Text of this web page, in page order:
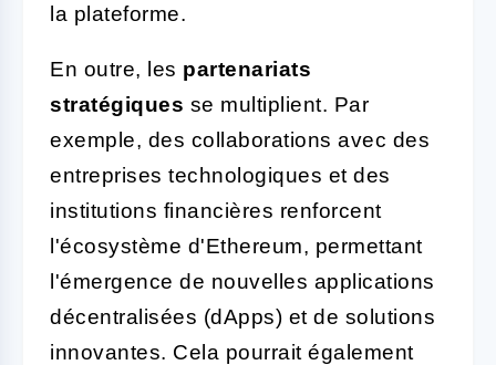
la plateforme.
En outre, les partenariats
stratégiques se multiplient. Par
exemple, des collaborations avec des
entreprises technologiques et des
institutions financières renforcent
l'écosystème d'Ethereum, permettant
l'émergence de nouvelles applications
décentralisées (dApps) et de solutions
innovantes. Cela pourrait également